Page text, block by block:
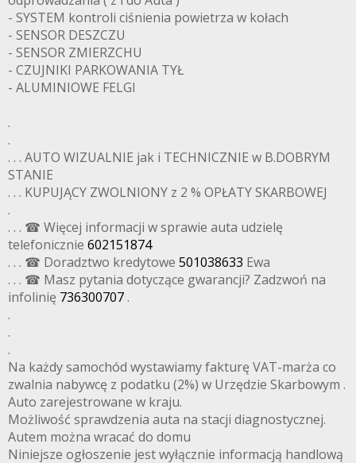
- SYSTEM kontroli ciśnienia powietrza w kołach
- SENSOR DESZCZU
- SENSOR ZMIERZCHU
- CZUJNIKI PARKOWANIA TYŁ
- ALUMINIOWE FELGI
.
.
. . . AUTO WIZUALNIE jak i TECHNICZNIE w B.DOBRYM
STANIE
. . . KUPUJĄCY ZWOLNIONY z 2 % OPŁATY SKARBOWEJ
.
. . . ☎ Więcej informacji w sprawie auta udzielę
telefonicznie 602151874
. . . ☎ Doradztwo kredytowe 501038633 Ewa
. . . ☎ Masz pytania dotyczące gwarancji? Zadzwoń na
infolinię 736300707.
.
.
.
Na każdy samochód wystawiamy fakturę VAT-marża co
zwalnia nabywcę z podatku (2%) w Urzędzie Skarbowym .
Auto zarejestrowane w kraju.
Możliwość sprawdzenia auta na stacji diagnostycznej.
Autem można wracać do domu
Niniejsze ogłoszenie jest wyłącznie informacją handlową